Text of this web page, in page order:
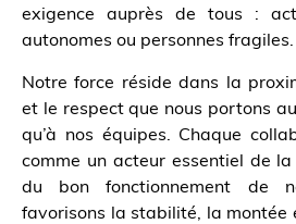
exigence auprès de tous :
autonomes ou personnes fragiles.
Notre force réside dans la
et le respect que nous portons
qu’à nos équipes. Chaque
comme un acteur essentiel de
du bon fonctionnement de
favorisons la stabilité, la montée